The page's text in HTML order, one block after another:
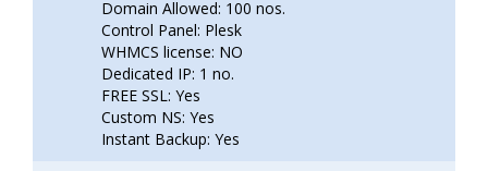
Domain Allowed: 100 nos.
Control Panel: Plesk
WHMCS license: NO
Dedicated IP: 1 no.
FREE SSL: Yes
Custom NS: Yes
Instant Backup: Yes